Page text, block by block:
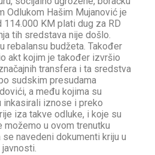
Odlukom Hašim Mujanović je
KM plati dug za RD
tih sredstava nije došlo.
rebalansu budžeta. Također
akt kojim je također izvršio
transfera i ta sredstva
sudskim presudama
a među kojima su
inkasirali iznose i preko
iza takve odluke, i koje su
možemo u ovom trenutku
navedeni dokumenti kriju u